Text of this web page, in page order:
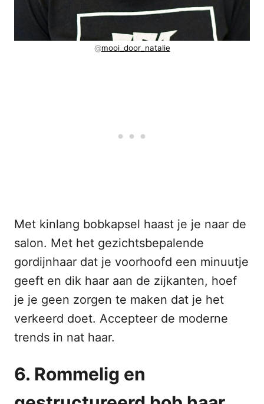
@mooi_door_natalie
Met kinlang bobkapsel haast je je naar de
salon. Met het gezichtsbepalende
gordijnhaar dat je voorhoofd een minuutje
geeft en dik haar aan de zijkanten, hoef
je je geen zorgen te maken dat je het
verkeerd doet. Accepteer de moderne
trends in nat haar.
6. Rommelig en